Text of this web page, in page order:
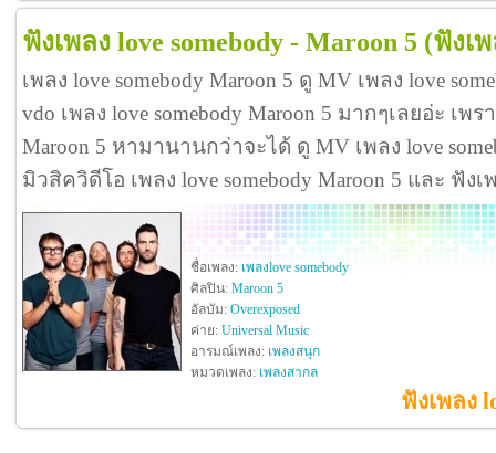
ฟังเพลง love somebody - Maroon 5 (ฟังเ
เพลง love somebody Maroon 5 ดู MV เพลง love
vdo เพลง love somebody Maroon 5 มากๆเลยอ่ะ เพร
Maroon 5 หามานานกว่าจะได้ ดู MV เพลง love
มิวสิควิดีโอ เพลง love somebody Maroon 5 และ ฟัง
ชื่อเพลง: เพลงlove somebody
ศิลปิน: Maroon 5
อัลบัม: Overexposed
ค่าย: Universal Music
อารมณ์เพลง: เพลงสนุก
หมวดเพลง: เพลงสากล
ฟังเพลง